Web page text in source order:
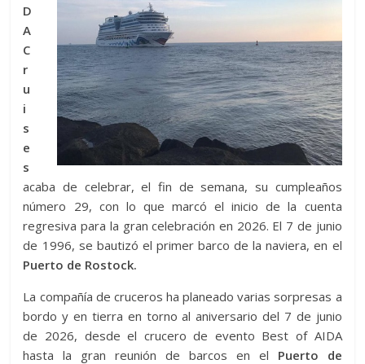
D
A
C
r
u
i
s
e
s
acaba de celebrar, el fin de semana, su cumpleaños
número 29, con lo que marcó el inicio de la cuenta
regresiva para la gran celebración en 2026. El 7 de junio
de 1996, se bautizó el primer barco de la naviera, en el
Puerto de Rostock.
La compañía de cruceros ha planeado varias sorpresas a
bordo y en tierra en torno al aniversario del 7 de junio
de 2026, desde el crucero de evento Best of AIDA
hasta la gran reunión de barcos en el Puerto de